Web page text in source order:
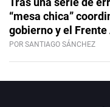
“mesa chica”
gobierno y el
POR SANTIAGO SÁNCHEZ